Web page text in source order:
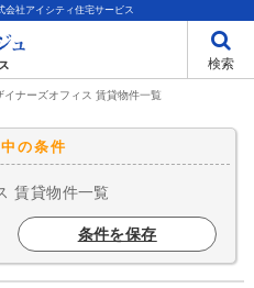
会社アイシティ住宅サービス
検索
イナーズオフィス 賃貸物件一覧
の条件
賃貸物件一覧
条件を保存